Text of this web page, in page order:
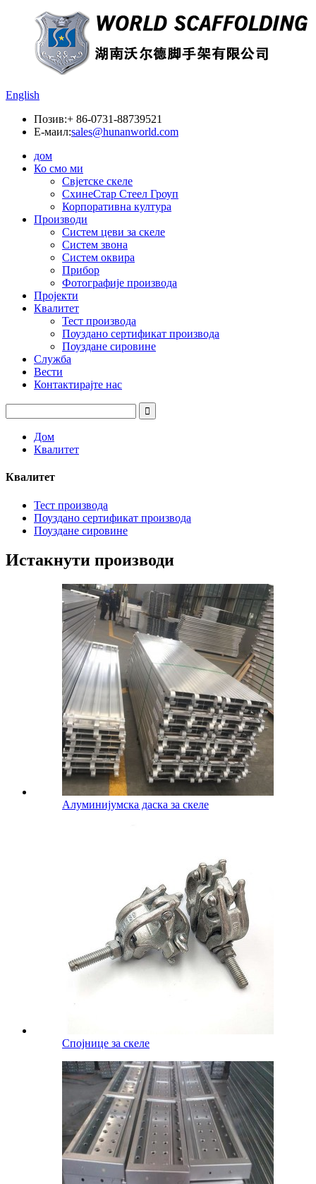
English
Позив:+ 86-0731-88739521
Е-маил:sales@hunanworld.com
дом
Ко смо ми
Свјетске скеле
СхинеСтар Стеел Гроуп
Корпоративна култура
Производи
Систем цеви за скеле
Систем звона
Систем оквира
Прибор
Фотографије производа
Пројекти
Квалитет
Тест производа
Поуздано сертификат производа
Поуздане сировине
Служба
Вести
Контактирајте нас
Дом
Квалитет
Квалитет
Тест производа
Поуздано сертификат производа
Поуздане сировине
Истакнути производи
Алуминијумска даска за скеле
Спојнице за скеле